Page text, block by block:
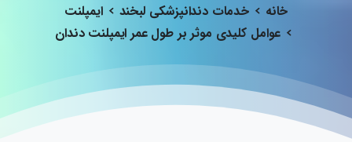
خانه خدمات دندانپزشکی لبخند
ایمپلنت
عوامل کلیدی موثر بر طول عمر ایمپلنت دندان